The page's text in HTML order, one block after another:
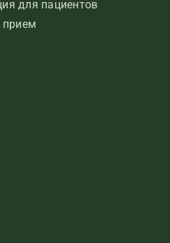
для пациентов
прием